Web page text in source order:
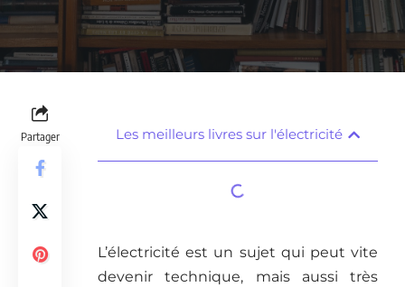
Partager Les meilleurs livres sur l'électricité
L’électricité est un sujet qui peut vite
devenir technique, mais aussi très